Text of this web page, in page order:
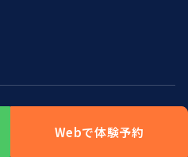
Webで体験予約